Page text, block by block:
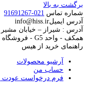
برگشت به بالا
شماره تماس 021-91691267
آدرس ایمیلinfo@hiss.ir
آدرس : شیراز – خیابان
همکف - واحد G5 - فروشگاه اکلیل
راهنمای خرید از هیس
آرشیو محصولات
حساب من
فرم درخواست عودت